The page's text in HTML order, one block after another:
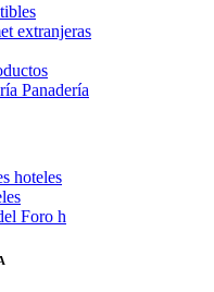
extranjeras
Panadería
hoteles
Foro h